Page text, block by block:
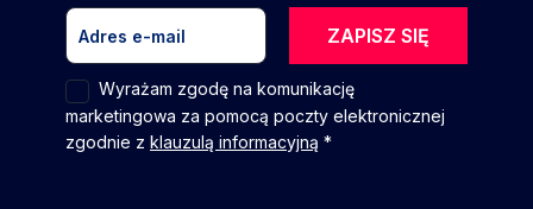
ZAPISZ SIĘ
Wyrażam zgodę na komunikację
marketingowa za pomocą poczty elektronicznej
zgodnie z klauzulą informacyjną *